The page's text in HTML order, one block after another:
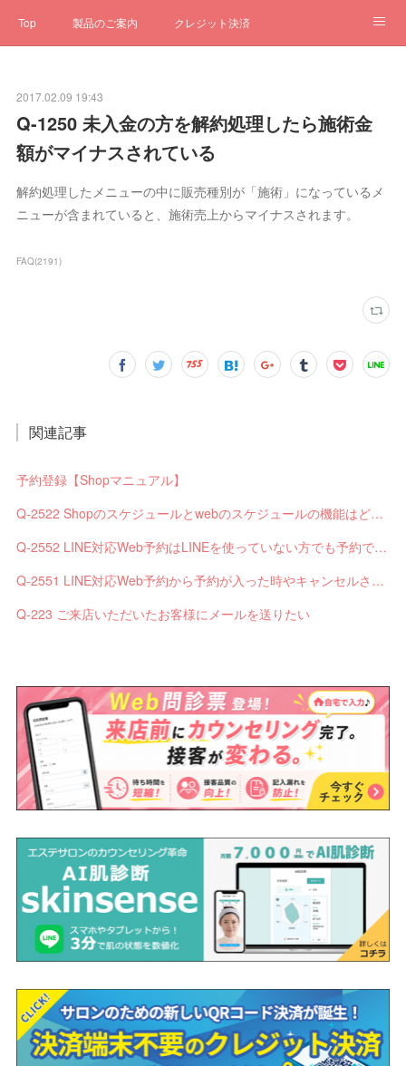
Top 製品のご案内 クレジット決済
ステータス
2017.02.09 19:43
Q-1250 未入金の方を解約処理したら施術金
額がマイナスされている
解約処理したメニューの中に販売種別が「施術」になっているメ
ニューが含まれていると、施術売上からマイナスされます。
FAQ(2191)
関連記事
予約登録【Shopマニュアル】
Q-2522 Shopのスケジュールとwebのスケジュールの機能はどう違いますか？
Q-2552 LINE対応Web予約はLINEを使っていない方でも予約できますか？
Q-2551 LINE対応Web予約から予約が入った時やキャンセルされた時、サロンやお客様へは通知されますか？
Q-223 ご来店いただいたお客様にメールを送りたい